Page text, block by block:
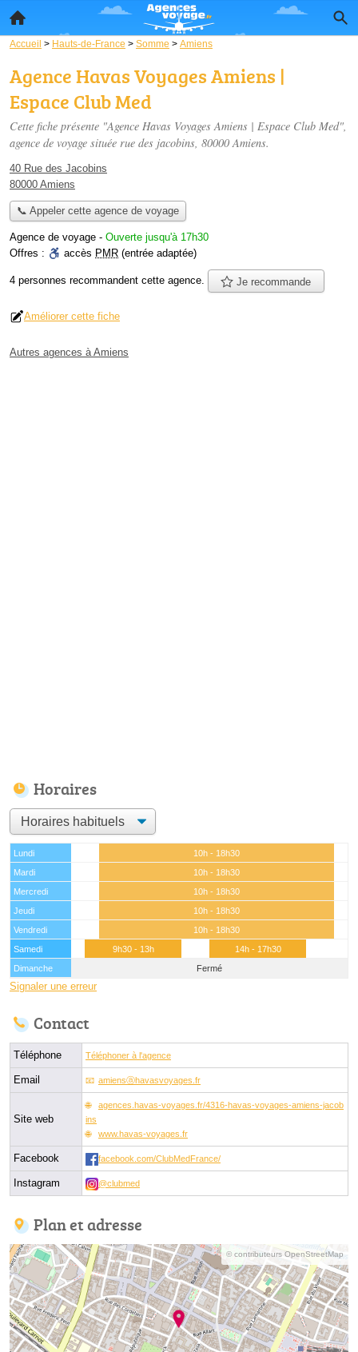
Accueil > Hauts-de-France > Somme > Amiens
Agence Havas Voyages Amiens |
Espace Club Med
Cette fiche présente "Agence Havas Voyages Amiens | Espace Club Med",
agence de voyage située rue des jacobins, 80000 Amiens.
40 Rue des Jacobins
80000 Amiens
📞 Appeler cette agence de voyage
Agence de voyage - Ouverte jusqu'à 17h30
Offres :
accès PMR (entrée adaptée)
4 personnes recommandent cette agence. Je recommande
Améliorer cette fiche
Autres agences à Amiens
Horaires
Lundi
10h - 18h30
Mardi
10h - 18h30
Mercredi
10h - 18h30
Jeudi
10h - 18h30
Vendredi
10h - 18h30
Samedi
9h30 - 13h
14h - 17h30
Dimanche
Fermé
Signaler une erreur
Contact
Téléphone Téléphoner à l'agence
Email amiensⓐhavasvoyages.fr
Site web
agences.havas-voyages.fr/4316-havas-voyages-amiens-jacob
ins
www.havas-voyages.fr
Facebook facebook.com/ClubMedFrance/
Instagram @clubmed
Plan et adresse
© contributeurs OpenStreetMap